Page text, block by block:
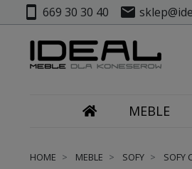
smartphone 669 30 30 40 mail
MEBLE
HOME MEBLE SOFY SOFY